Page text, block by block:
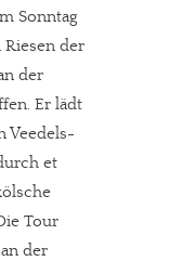
Sonntag
der
der
Er lädt
Veedels-
et
Tour
der